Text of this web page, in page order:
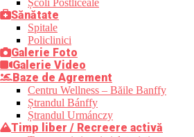
Școli Postliceale
Sănătate
Spitale
Policlinici
Galerie Foto
Galerie Video
Baze de Agrement
Centru Wellness – Băile Banffy
Ștrandul Bánffy
Ștrandul Urmánczy
Timp liber / Recreere activă